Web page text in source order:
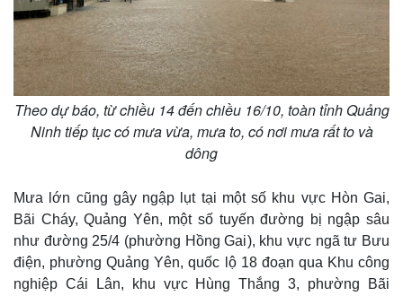
Bất động sản
Giá vàng
Chứng khoán
Giá cà phê
Theo dự báo, từ chiều 14 đến chiều 16/10, toàn tỉnh Quảng
Ninh tiếp tục có mưa vừa, mưa to, có nơi mưa rất to và
dông
Mưa lớn cũng gây ngập lụt tại một số khu vực Hòn Gai,
Bãi Cháy, Quảng Yên, một số tuyến đường bị ngập sâu
như đường 25/4 (phường Hồng Gai), khu vực ngã tư Bưu
điện, phường Quảng Yên, quốc lộ 18 đoạn qua Khu công
nghiệp Cái Lân, khu vực Hùng Thắng 3, phường Bãi